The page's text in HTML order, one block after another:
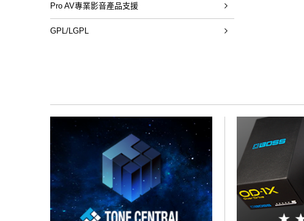
Pro AV專業影音產品支援
GPL/LGPL